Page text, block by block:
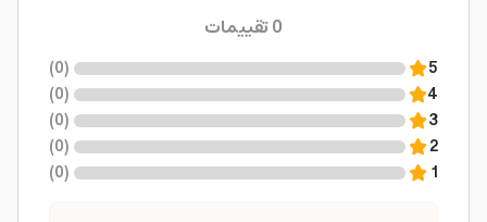
0تقييمات
5
(
0
)
4
(
0
)
3
(
0
)
2
(
0
)
1
(
0
)